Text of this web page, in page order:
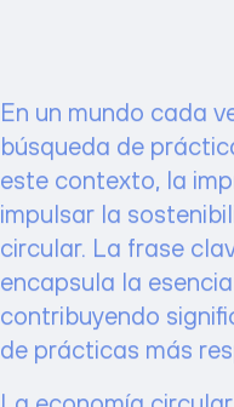
En un mundo cada
búsqueda de
este contexto, la
impulsar la
circular. La frase
encapsula la
contribuyendo
de prácticas más
La economía